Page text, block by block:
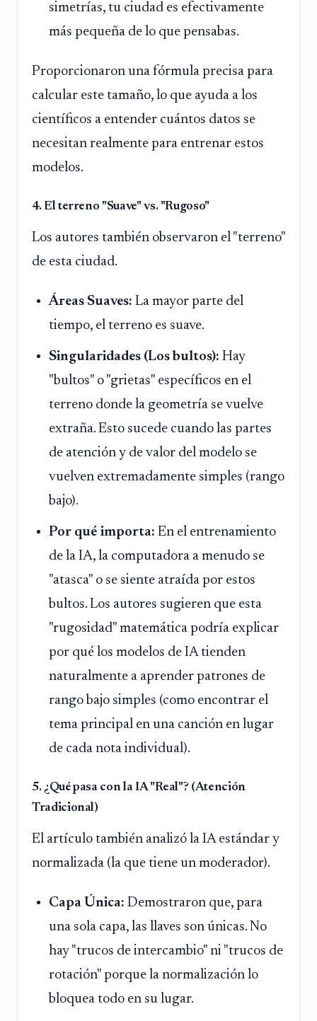
simetrías, tu ciudad es efectivamente
más pequeña de lo que pensabas.
Proporcionaron una fórmula precisa para
calcular este tamaño, lo que ayuda a los
científicos a entender cuántos datos se
necesitan realmente para entrenar estos
modelos.
4. El terreno "Suave" vs. "Rugoso"
Los autores también observaron el "terreno"
de esta ciudad.
Áreas Suaves: La mayor parte del
tiempo, el terreno es suave.
Singularidades (Los bultos): Hay
"bultos" o "grietas" específicos en el
terreno donde la geometría se vuelve
extraña. Esto sucede cuando las partes
de atención y de valor del modelo se
vuelven extremadamente simples (rango
bajo).
Por qué importa: En el entrenamiento
de la IA, la computadora a menudo se
"atasca" o se siente atraída por estos
bultos. Los autores sugieren que esta
"rugosidad" matemática podría explicar
por qué los modelos de IA tienden
naturalmente a aprender patrones de
rango bajo simples (como encontrar el
tema principal en una canción en lugar
de cada nota individual).
5. ¿Qué pasa con la IA "Real"? (Atención
Tradicional)
El artículo también analizó la IA estándar y
normalizada (la que tiene un moderador).
Capa Única: Demostraron que, para
una sola capa, las llaves son únicas. No
hay "trucos de intercambio" ni "trucos de
rotación" porque la normalización lo
bloquea todo en su lugar.